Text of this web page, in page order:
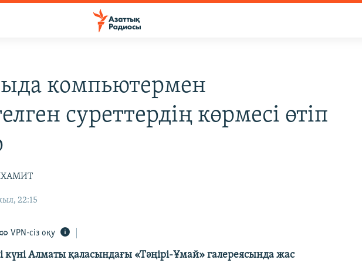
компьютермен
суреттердің көрмесі өтіп
22:15
VPN-сіз оқу
күні Алматы қаласындағы «Тәңірі-Ұмай» галереясында жас